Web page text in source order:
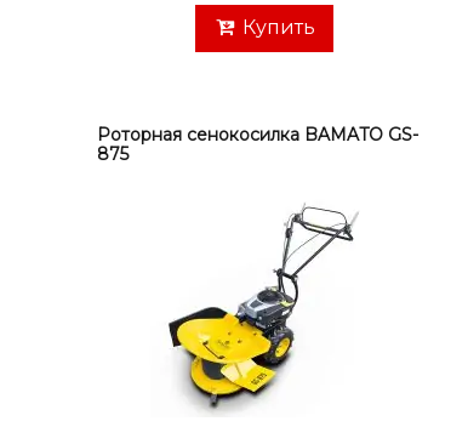
Купить
Роторная сенокосилка BAMATO GS-
875